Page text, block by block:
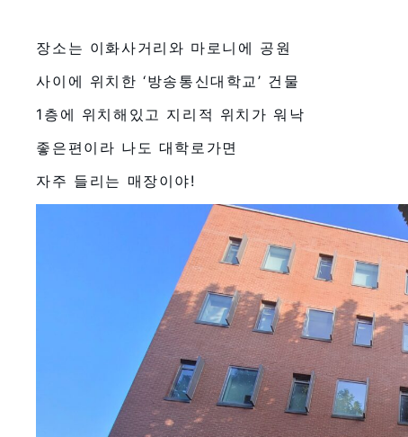
장소는 이화사거리와 마로니에 공원
사이에 위치한 ‘방송통신대학교’ 건물
1층에 위치해있고 지리적 위치가 워낙
좋은편이라 나도 대학로가면
자주 들리는 매장이야!